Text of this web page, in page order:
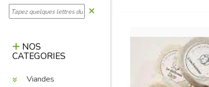
NOS
CATEGORIES
Viandes